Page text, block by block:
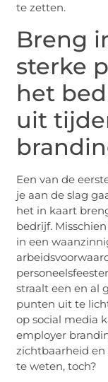
te zetten.
Breng
sterke
het
uit
Een van de
je aan de slag
het in kaart
bedrijf.
in een
straalt een en al
punten uit te
op social media
employer
zichtbaarheid en
te weten, toch?